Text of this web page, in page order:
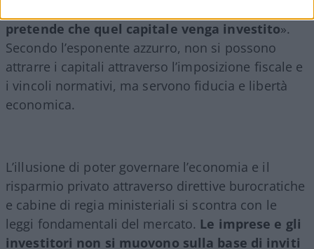
pretende che quel capitale venga investito».
Secondo l’esponente azzurro, non si possono
attrarre i capitali attraverso l’imposizione fiscale e
i vincoli normativi, ma servono fiducia e libertà
economica.
L’illusione di poter governare l’economia e il
risparmio privato attraverso direttive burocratiche
e cabine di regia ministeriali si scontra con le
leggi fondamentali del mercato. Le imprese e gli
investitori non si muovono sulla base di inviti